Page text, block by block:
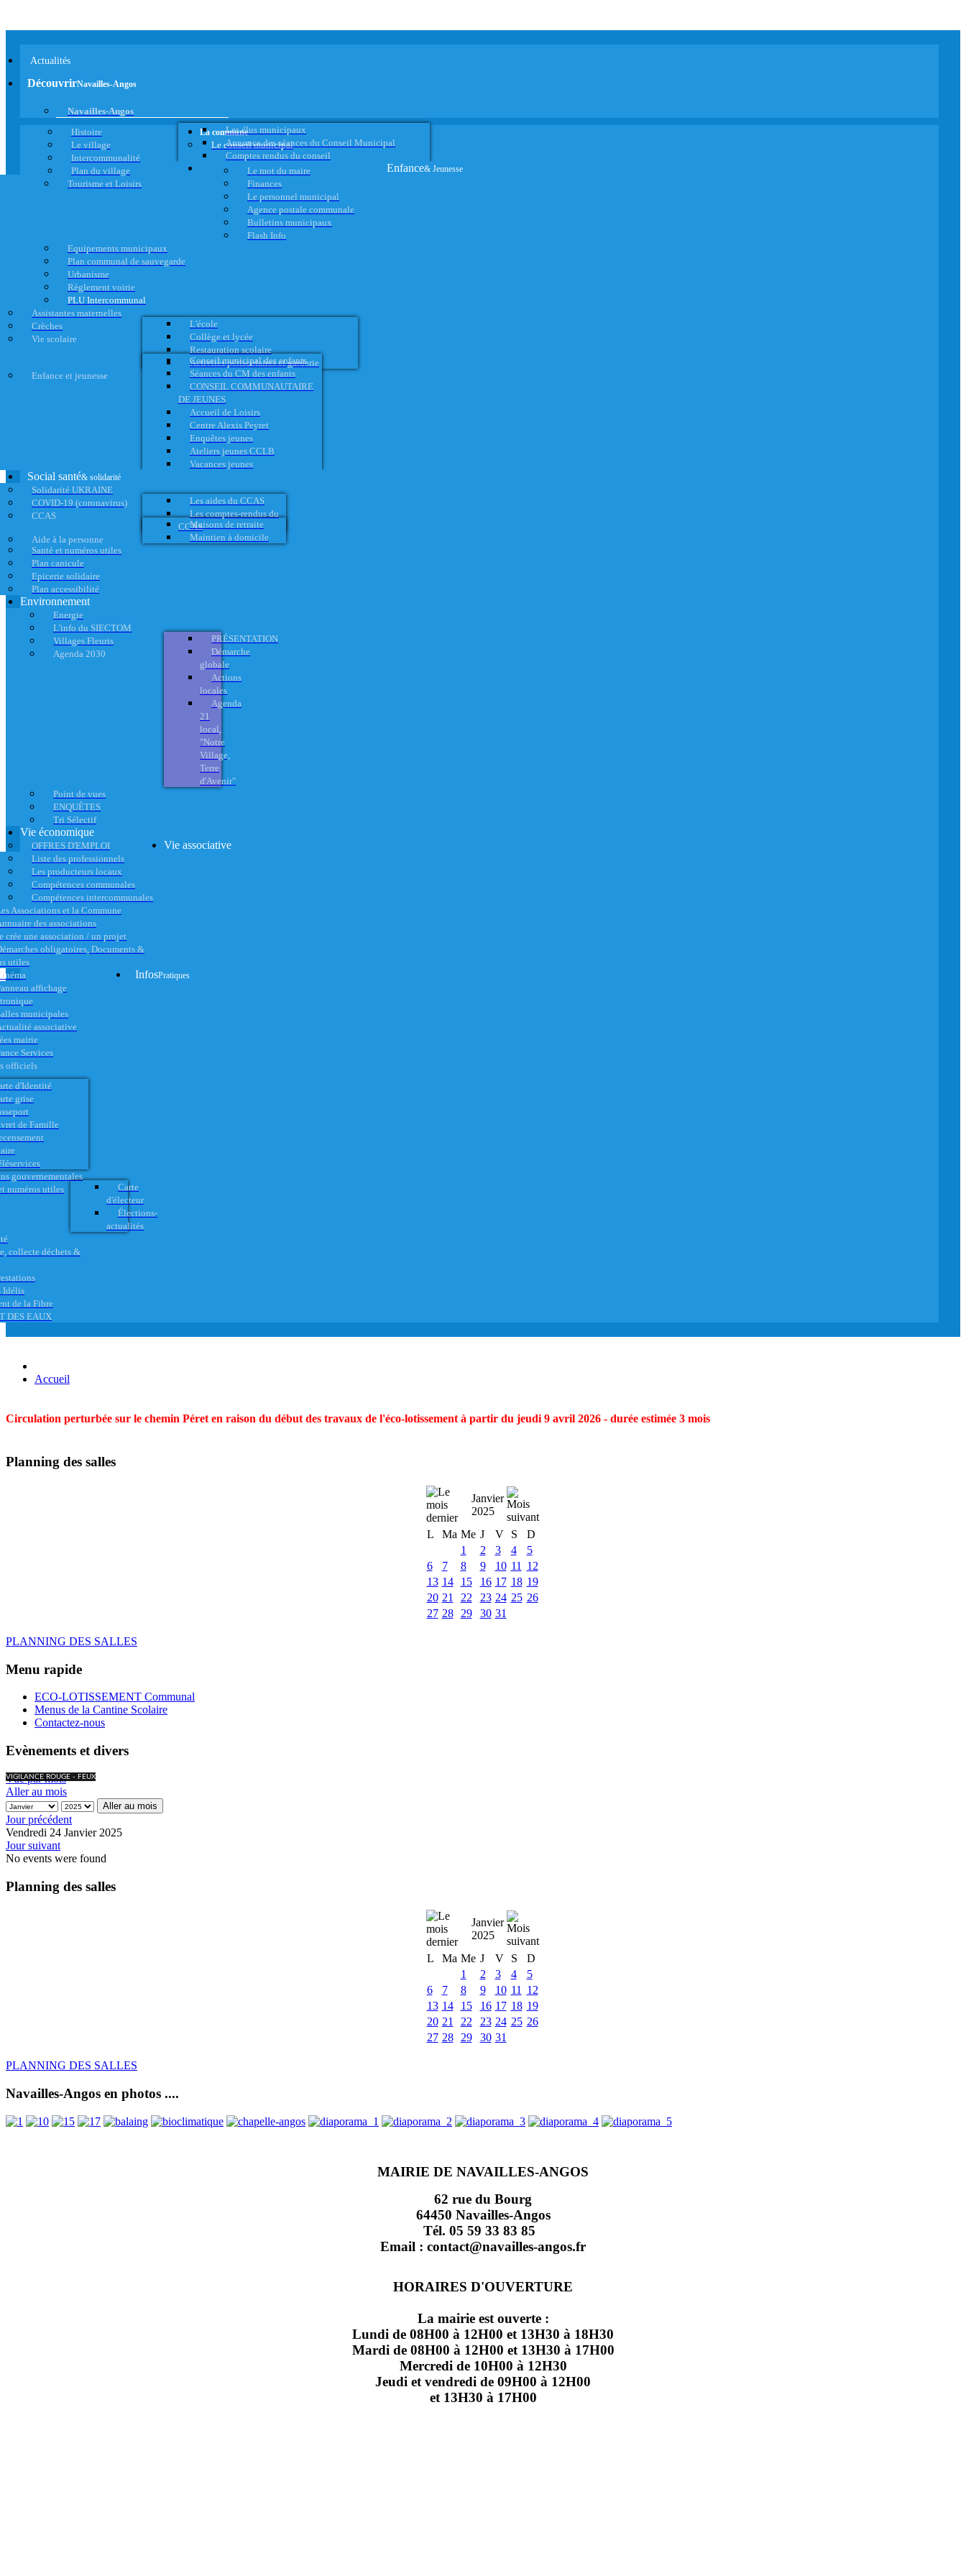
Actualités
DécouvrirNavailles-Angos
Navailles-Angos
Histoire
Le village
Intercommunalité
Plan du village
Tourisme et Loisirs
La commune
Le conseil municipal
Les élus municipaux
Annonce des séances du Conseil Municipal
Comptes rendus du conseil
Le mot du maire
Finances
Le personnel municipal
Agence postale communale
Bulletins municipaux
Flash Info
Equipements municipaux
Plan communal de sauvegarde
Urbanisme
Règlement voirie
PLU Intercommunal
Enfance& Jeunesse
Assistantes maternelles
Crèches
Vie scolaire
L'école
Collège et lycée
Restauration scolaire
Activités périscolaires et garderie
Enfance et jeunesse
Conseil municipal des enfants
Séances du CM des enfants
CONSEIL COMMUNAUTAIRE
DE JEUNES
Accueil de Loisirs
Centre Alexis Peyret
Enquêtes jeunes
Ateliers jeunes CCLB
Vacances jeunes
Social santé& solidarité
Solidarité UKRAINE
COVID-19 (coronavirus)
CCAS
Les aides du CCAS
Les comptes-rendus du
CCAS
Aide à la personne
Maisons de retraite
Maintien à domicile
Santé et numéros utiles
Plan canicule
Epicerie solidaire
Plan accessibilité
Environnement
Energie
L'info du SIECTOM
Villages Fleuris
Agenda 2030
PRÉSENTATION
Démarche
globale
Actions
locales
Agenda
21
local,
"Notre
Village,
Terre
d'Avenir"
Point de vues
ENQUÊTES
Tri Sélectif
Vie économique
OFFRES D'EMPLOI
Liste des professionnels
Les producteurs locaux
Compétences communales
Compétences intercommunales
Vie associative
Associations et la Commune
des associations
crée une association / un projet
obligatoires, Documents &
utiles
affichage
municipales
associative
InfosPratiques
mairie
Services
officiels
d'Identité
grise
de Famille
gouvernementales
numéros utiles
Carte
d'électeur
Élections-
actualités
collecte déchets &
Idélis
de la Fibre
DES EAUX
Accueil
Circulation perturbée sur le chemin Péret en raison du début des travaux de l'éco-lotissement à partir du jeudi 9 avril 2026 - durée estimée 3 mois
Planning des salles
Janvier
2025
L
Ma Me J V S
D
1
2 3 4
5
6
7 8 9 10 11
12
13 14 15 16 17 18 19
20 21 22 23 24 25 26
27 28 29 30 31
PLANNING DES SALLES
Menu rapide
ECO-LOTISSEMENT Communal
Menus de la Cantine Scolaire
Contactez-nous
Evènements et divers
VIGILANCE ROUGE - FEUX
Vue par mois
Aller au mois
Aller au mois
Jour précédent
Vendredi 24 Janvier 2025
Jour suivant
No events were found
Planning des salles
Janvier
2025
L
Ma Me J V S
D
1
2 3 4
5
6
7 8 9 10 11
12
13 14 15 16 17 18 19
20 21 22 23 24 25 26
27 28 29 30 31
PLANNING DES SALLES
Navailles-Angos en photos ....
MAIRIE DE NAVAILLES-ANGOS
62 rue du Bourg
64450 Navailles-Angos
Tél. 05 59 33 83 85
Email : contact@navailles-angos.fr
HORAIRES D'OUVERTURE
La mairie est ouverte :
Lundi de 08H00 à 12H00 et 13H30 à 18H30
Mardi de 08H00 à 12H00 et 13H30 à 17H00
Mercredi de 10H00 à 12H30
Jeudi et vendredi de 09H00 à 12H00
et 13H30 à 17H00